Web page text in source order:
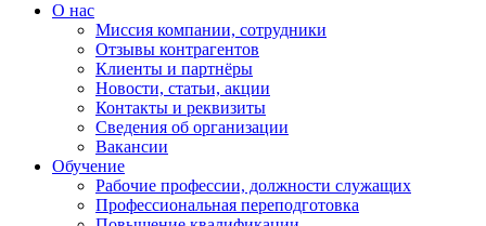
О нас
Миссия компании, сотрудники
Отзывы контрагентов
Клиенты и партнёры
Новости, статьи, акции
Контакты и реквизиты
Сведения об организации
Вакансии
Обучение
Рабочие профессии, должности служащих
Профессиональная переподготовка